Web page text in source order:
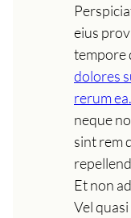
eius
tempore
dolores
rerum
neque
sint rem
Et non
Vel